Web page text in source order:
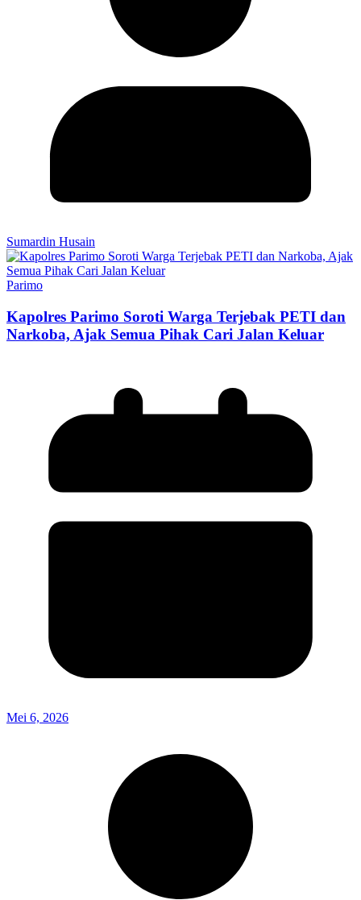
Sumardin Husain
Parimo
Kapolres Parimo Soroti Warga Terjebak PETI dan
Narkoba, Ajak Semua Pihak Cari Jalan Keluar
Mei 6, 2026